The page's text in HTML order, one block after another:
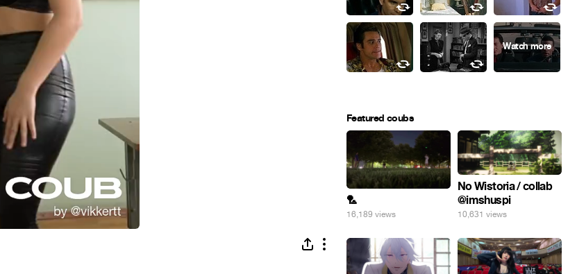
Featured coubs
🏸
16,189 views
No Wistoria / collab
@imshuspi
10,631 views